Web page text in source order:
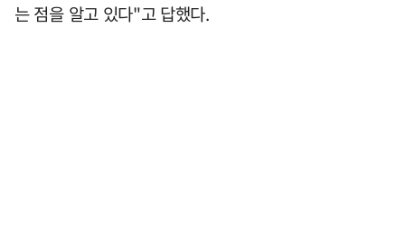
는 점을 알고 있다"고 답했다.